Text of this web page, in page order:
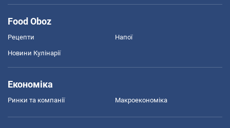
Food Oboz
Рецепти Напої
Новини Кулінарії
Економіка
Ринки та компанії Макроекономіка